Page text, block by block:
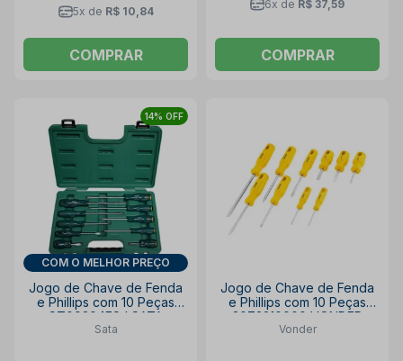
5x de R$ 10,84
COMPRAR
6x de R$ 37,59
COMPRAR
14% OFF
COM O MELHOR PREÇO
Jogo de Chave de Fenda
e Phillips com 10 Peças
ST09304ESJ SATA
Sata
Jogo de Chave de Fenda
e Phillips com 10 Peças
3072210000 VONDER
Vonder